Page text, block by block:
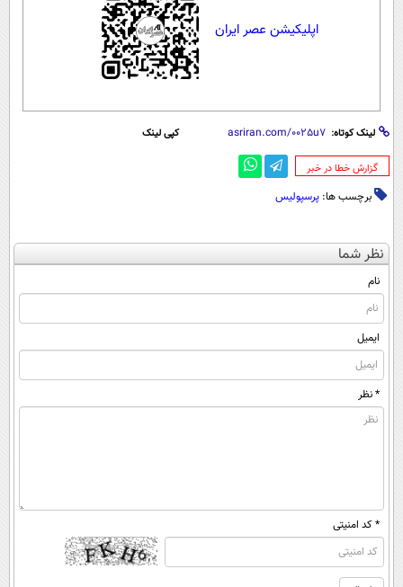
اپلیکیشن عصر ایران
لینک کوتاه: کپی لینک
‌گزارش خطا در خبر
برچسب ها: پرسپولیس
نظر شما
نام
ایمیل
* نظر
* کد امنیتی